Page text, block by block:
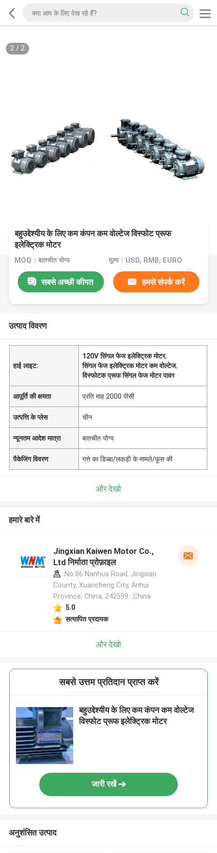
2/ 2
बहुउद्देश्यीय के लिए कम कंपन कम वोल्टेज विस्फोट प्रूफ
इलेक्ट्रिक मोटर
MOQ：बातचीत योग्य मूल्य：USD, RMB, EURO
सबसे अच्छी कीमत हमसे संपर्क करें
उत्पाद विवरण
हाई लाइट:
120V सिंगल फेज इलेक्ट्रिक मोटर,
सिंगल फेज इलेक्ट्रिक मोटर कम वोल्टेज,
विस्फोटक प्रूफ सिंगल फेज मोटर पावर
आपूर्ति की क्षमता प्रति माह 2000 पीसी
उत्पत्ति के प्लेस चीन
न्यूनतम आदेश मात्रा बातचीत योग्य
पैकेजिंग विवरण गत्ते का डिब्बा/लकड़ी के मामले/फूस की
और देखो
हमारे बारे में
Jingxian Kaiwen Motor Co.,
Ltd निर्माता प्रोफ़ाइल
No.86 Nanhua Road, Jingxian
County, Xuancheng City, Anhui
Province, China, 242599. ,China
5.0
सत्यापित प्रदायक
और देखो
सबसे उत्तम प्रतिदान प्राप्त करें
बहुउद्देश्यीय के लिए कम कंपन कम वोल्टेज
विस्फोट प्रूफ इलेक्ट्रिक मोटर
जारी रखें
अनुशंसित उत्पाद